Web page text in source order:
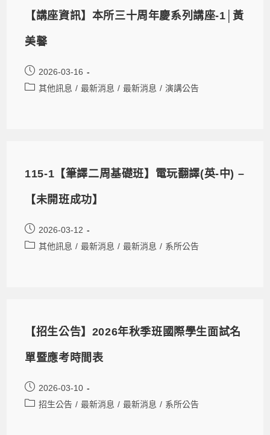
【講座資訊】本所三十周年慶系列講座-1│黃
美馨
2026-03-16
其他訊息 / 最新消息 / 最新消息 / 演講公告
115-1【筆譯二周基礎班】電玩翻譯(英-中) –
【未開班成功】
2026-03-12
其他訊息 / 最新消息 / 最新消息 / 系所公告
【招生公告】2026年秋季班國際學生面試名
單暨應考時間表
2026-03-10
招生公告 / 最新消息 / 最新消息 / 系所公告